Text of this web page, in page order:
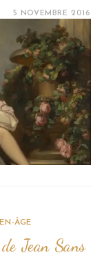
5 NOVEMBRE 2016
ÂGE
Jean Sans